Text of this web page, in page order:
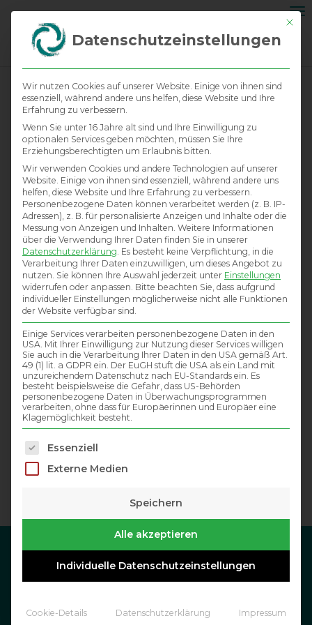
DATENSCHUTZ
Mit
Datenschutzeinstellungen
Wir nutzen Cookies auf unserer Website. Einige von ihnen sind
essenziell, während andere uns helfen, diese Website und Ihre
Erfahrung zu verbessern.
Wenn Sie unter 16 Jahre alt sind und Ihre Einwilligung zu
optionalen Services geben möchten, müssen Sie Ihre
Erziehungsberechtigten um Erlaubnis bitten.
Wir verwenden Cookies und andere Technologien auf unserer
Website. Einige von ihnen sind essenziell, während andere uns
helfen, diese Website und Ihre Erfahrung zu verbessern.
Personenbezogene Daten können verarbeitet werden (z. B. IP-
Adressen), z. B. für personalisierte Anzeigen und Inhalte oder die
Messung von Anzeigen und Inhalten. Weitere Informationen
über die Verwendung Ihrer Daten finden Sie in unserer
Datenschutzerklärung. Es besteht keine Verpflichtung, in die
Verarbeitung Ihrer Daten einzuwilligen, um dieses Angebot zu
nutzen. Sie können Ihre Auswahl jederzeit unter Einstellungen
widerrufen oder anpassen. Bitte beachten Sie, dass aufgrund
individueller Einstellungen möglicherweise nicht alle Funktionen
der Website verfügbar sind.
Einige Services verarbeiten personenbezogene Daten in den
USA. Mit Ihrer Einwilligung zur Nutzung dieser Services willigen
Sie auch in die Verarbeitung Ihrer Daten in den USA gemäß Art.
49 (1) lit. a GDPR ein. Der EuGH stuft die USA als ein Land mit
unzureichendem Datenschutz nach EU-Standards ein. Es
besteht beispielsweise die Gefahr, dass US-Behörden
personenbezogene Daten in Überwachungsprogrammen
verarbeiten, ohne dass für Europäerinnen und Europäer eine
Klagemöglichkeit besteht.
Es folgt eine Liste der Service-Gruppen, für die eine
Essenziell
Externe Medien
Speichern
Alle akzeptieren
Individuelle Datenschutzeinstellungen
Cookie-Details Datenschutzerklärung Impressum